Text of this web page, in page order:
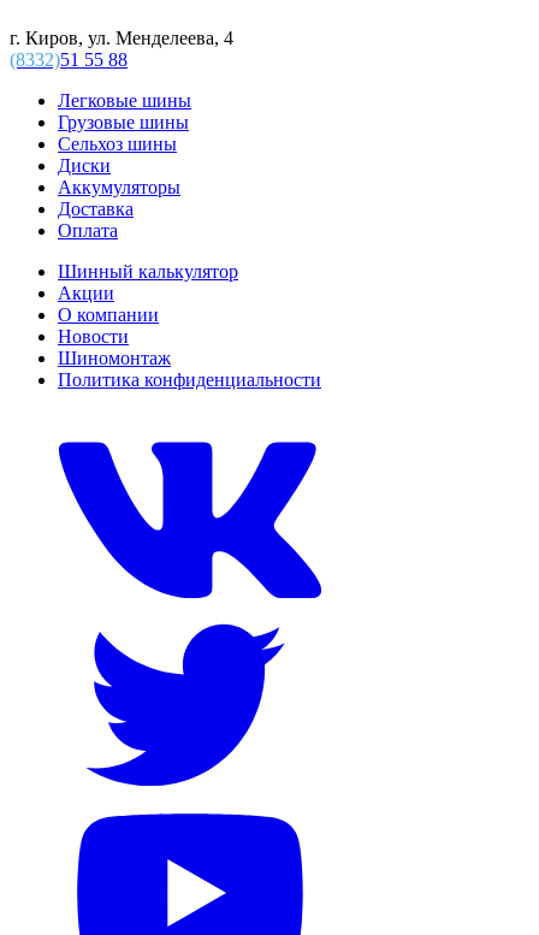
г. Киров, ул. Менделеева, 4
(8332)51 55 88
Легковые шины
Грузовые шины
Сельхоз шины
Диски
Аккумуляторы
Доставка
Оплата
Шинный калькулятор
Акции
О компании
Новости
Шиномонтаж
Политика конфиденциальности